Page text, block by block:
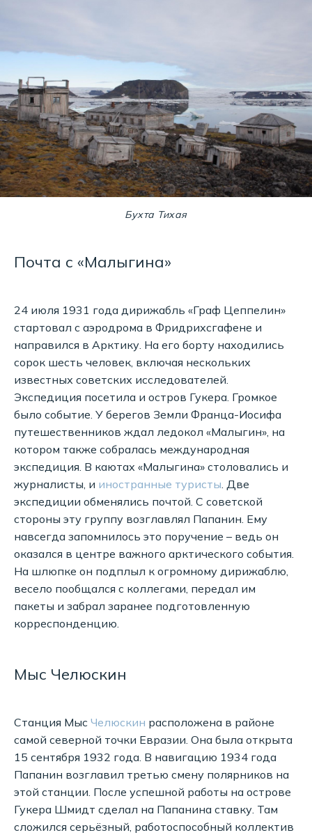
Бухта Тихая
Почта с «Малыгина»
24 июля 1931 года дирижабль «Граф Цеппелин»
стартовал с аэродрома в Фридрихсгафене и
направился в Арктику. На его борту находились
сорок шесть человек, включая нескольких
известных советских исследователей.
Экспедиция посетила и остров Гукера. Громкое
было событие. У берегов Земли Франца-Иосифа
путешественников ждал ледокол «Малыгин», на
котором также собралась международная
экспедиция. В каютах «Малыгина» столовались и
журналисты, и иностранные туристы. Две
экспедиции обменялись почтой. С советской
стороны эту группу возглавлял Папанин. Ему
навсегда запомнилось это поручение – ведь он
оказался в центре важного арктического события.
На шлюпке он подплыл к огромному дирижаблю,
весело пообщался с коллегами, передал им
пакеты и забрал заранее подготовленную
корреспонденцию.
Мыс Челюскин
Станция Мыс Челюскин расположена в районе
самой северной точки Евразии. Она была открыта
15 сентября 1932 года. В навигацию 1934 года
Папанин возглавил третью смену полярников на
этой станции. После успешной работы на острове
Гукера Шмидт сделал на Папанина ставку. Там
сложился серьёзный, работоспособный коллектив